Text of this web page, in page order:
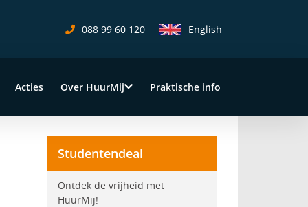
088 99 60 120 English
Acties Over HuurMij Praktische info
Studentendeal
Ontdek de vrijheid met
HuurMij!